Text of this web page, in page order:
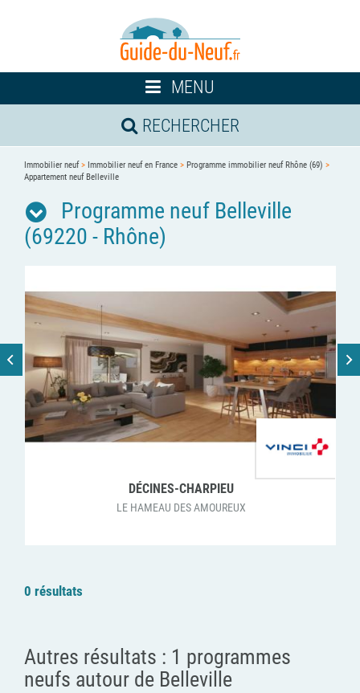
Toggle
navigation
MENU
RECHERCHER
Immobilier neuf> Immobilier neuf en France > Programme immobilier neuf Rhône (69) >
Appartement neuf Belleville
Programme neuf Belleville
(69220 - Rhône)
DÉCINES-CHARPIEU
LE HAMEAU DES AMOUREUX
0 résultats
Autres résultats : 1 programmes
neufs autour de Belleville